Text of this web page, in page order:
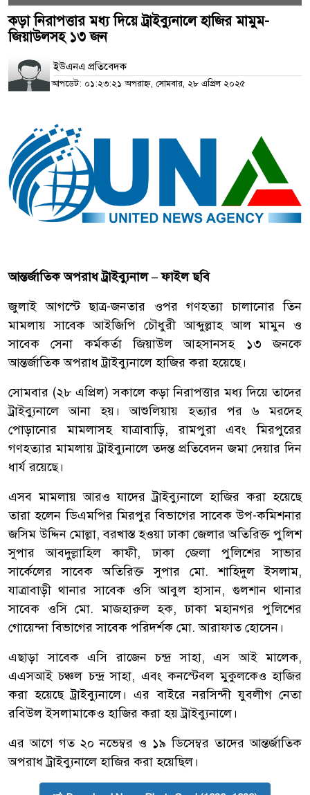
কড়া নিরাপত্তার মধ্য দিয়ে ট্রাইব্যুনালে হাজির মামুম-
জিয়াউলসহ ১৩ জন
ইউএনএ প্রতিবেদক
আপডেট: ০১:২৩:২১ অপরাহ্ন, সোমবার, ২৮ এপ্রিল ২০২৫
আন্তর্জাতিক অপরাধ ট্রাইব্যুনাল – ফাইল ছবি
জুলাই আগস্টে ছাত্র-জনতার ওপর গণহত্যা চালানোর তিন
মামলায় সাবেক আইজিপি চৌধুরী আব্দুল্লাহ আল মামুন ও
সাবেক সেনা কর্মকর্তা জিয়াউল আহসানসহ ১৩ জনকে
আন্তর্জাতিক অপরাধ ট্রাইব্যুনালে হাজির করা হয়েছে।
সোমবার (২৮ এপ্রিল) সকালে কড়া নিরাপত্তার মধ্য দিয়ে তাদের
ট্রাইব্যুনালে আনা হয়। আশুলিয়ায় হত্যার পর ৬ মরদেহ
পোড়ানোর মামলাসহ যাত্রাবাড়ি, রামপুরা এবং মিরপুরের
গণহত্যার মামলায় ট্রাইব্যুনালে তদন্ত প্রতিবেদন জমা দেয়ার দিন
ধার্য রয়েছে।
এসব মামলায় আরও যাদের ট্রাইব্যুনালে হাজির করা হয়েছে
তারা হলেন ডিএমপির মিরপুর বিভাগের সাবেক উপ-কমিশনার
জসিম উদ্দিন মোল্লা, বরখাস্ত হওয়া ঢাকা জেলার অতিরিক্ত পুলিশ
সুপার আবদুল্লাহিল কাফী, ঢাকা জেলা পুলিশের সাভার
সার্কেলের সাবেক অতিরিক্ত সুপার মো. শাহিদুল ইসলাম,
যাত্রাবাড়ী থানার সাবেক ওসি আবুল হাসান, গুলশান থানার
সাবেক ওসি মো. মাজহারুল হক, ঢাকা মহানগর পুলিশের
গোয়েন্দা বিভাগের সাবেক পরিদর্শক মো. আরাফাত হোসেন।
এছাড়া সাবেক এসি রাজেন চন্দ্র সাহা, এস আই মালেক,
এএসআই চঞ্চল চন্দ্র সাহা, এবং কনস্টেবল মুকুলকেও হাজির
করা হয়েছে ট্রাইব্যুনালে। এর বাইরে নরসিন্দী যুবলীগ নেতা
রবিউল ইসলামাকেও হাজির করা হয় ট্রাইব্যুনালে।
এর আগে গত ২০ নভেম্বর ও ১৯ ডিসেম্বর তাদের আন্তর্জাতিক
অপরাধ ট্রাইব্যুনালে হাজির করা হয়েছিল।